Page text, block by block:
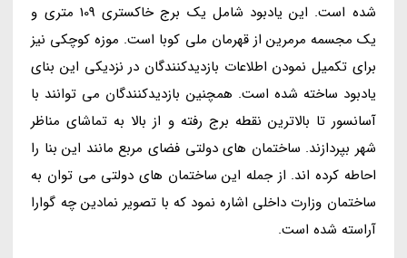
شده است. این یادبود شامل یک برج خاکستری 109 متری و
یک مجسمه مرمرین از قهرمان ملی کوبا است. موزه کوچکی نیز
برای تکمیل نمودن اطلاعات بازدیدکنندگان در نزدیکی این بنای
یادبود ساخته شده است. همچنین بازدیدکنندگان می توانند با
آسانسور تا بالاترین نقطه برج رفته و از بالا به تماشای مناظر
شهر بپردازند. ساختمان های دولتی فضای مربع مانند این بنا را
احاطه کرده اند. از جمله این ساختمان های دولتی می توان به
ساختمان وزارت داخلی اشاره نمود که با تصویر نمادین چه گوارا
آراسته شده است.